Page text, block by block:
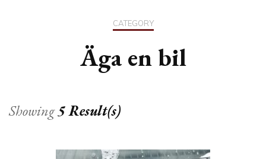
CATEGORY
Äga en bil
Showing5 Result(s)